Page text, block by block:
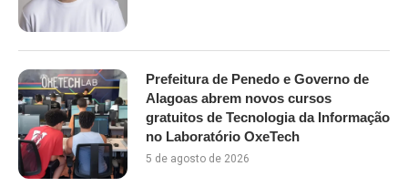
Prefeitura de Penedo e Governo de
Alagoas abrem novos cursos
gratuitos de Tecnologia da Informação
no Laboratório OxeTech
5 de agosto de 2026